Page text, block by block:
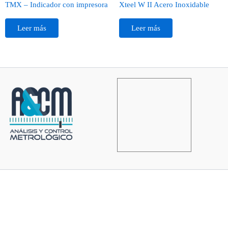
TMX – Indicador con impresora
Leer más
Xteel W II Acero Inoxidable
Leer más